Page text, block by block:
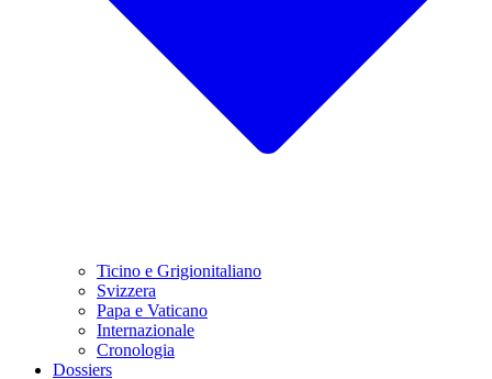
Ticino e Grigionitaliano
Svizzera
Papa e Vaticano
Internazionale
Cronologia
Dossiers